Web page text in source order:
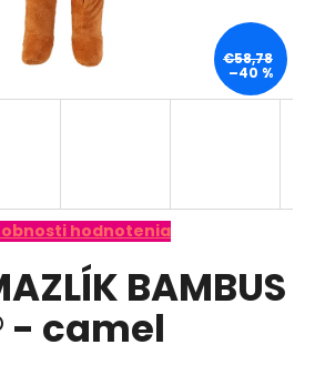
hodnotenia
BAMBUS
- camel
€58,78
–40 %